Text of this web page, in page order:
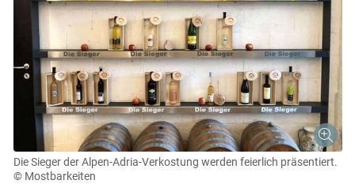
Die Sieger der Alpen-Adria-Verkostung werden feierlich präsentiert.
© Mostbarkeiten